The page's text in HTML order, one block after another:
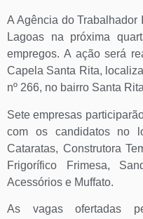
A Agência do Trabalhador
Lagoas na próxima
empregos. A ação será
Capela Santa Rita,
nº 266, no bairro Santa
Sete empresas
com os candidatos no
Cataratas, Construtora
Frigorífico Frimesa,
Acessórios e Muffato.
As vagas ofertadas